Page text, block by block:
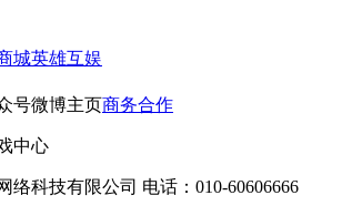
城英雄互娱
号微博主页商务合作
中心
络科技有限公司 电话：010-60606666